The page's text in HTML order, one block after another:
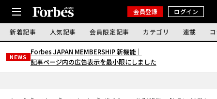
会員登録 ログイン
新着記事 人気記事 会員限定記事 カテゴリ 連載
NEWS
Forbes JAPAN MEMBERSHIP 新機能｜
記事ページ内の広告表示を最小限にしました